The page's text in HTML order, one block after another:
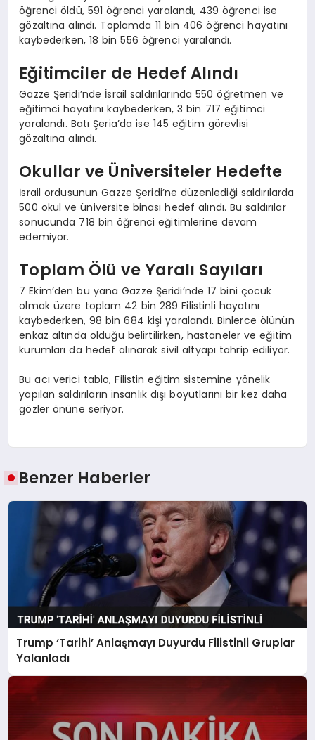
öğrenci öldü, 591 öğrenci yaralandı, 439 öğrenci ise
gözaltına alındı. Toplamda 11 bin 406 öğrenci hayatını
kaybederken, 18 bin 556 öğrenci yaralandı.
Eğitimciler de Hedef Alındı
Gazze Şeridi’nde İsrail saldırılarında 550 öğretmen ve
eğitimci hayatını kaybederken, 3 bin 717 eğitimci
yaralandı. Batı Şeria’da ise 145 eğitim görevlisi
gözaltına alındı.
Okullar ve Üniversiteler Hedefte
İsrail ordusunun Gazze Şeridi’ne düzenlediği saldırılarda
500 okul ve üniversite binası hedef alındı. Bu saldırılar
sonucunda 718 bin öğrenci eğitimlerine devam
edemiyor.
Toplam Ölü ve Yaralı Sayıları
7 Ekim’den bu yana Gazze Şeridi’nde 17 bini çocuk
olmak üzere toplam 42 bin 289 Filistinli hayatını
kaybederken, 98 bin 684 kişi yaralandı. Binlerce ölünün
enkaz altında olduğu belirtilirken, hastaneler ve eğitim
kurumları da hedef alınarak sivil altyapı tahrip ediliyor.
Bu acı verici tablo, Filistin eğitim sistemine yönelik
yapılan saldırıların insanlık dışı boyutlarını bir kez daha
gözler önüne seriyor.
Benzer Haberler
Trump ‘Tarihi’ Anlaşmayı Duyurdu Filistinli Gruplar
Yalanladı